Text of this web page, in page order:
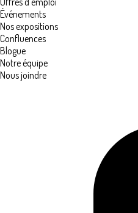
Événements
Nos expositions
Confluences
Blogue
Notre équipe
Nous joindre